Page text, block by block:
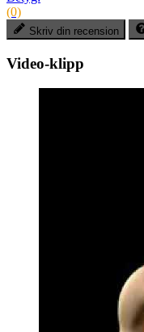
(0)
Skriv din recension
Video-klipp